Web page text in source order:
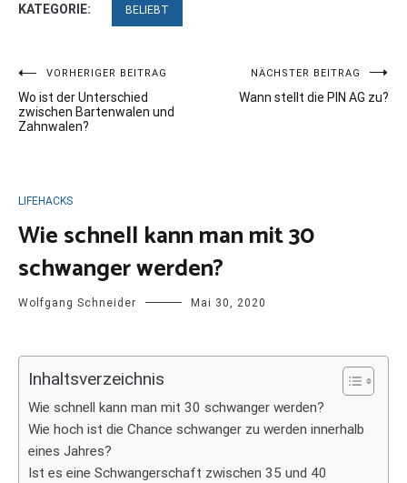
KATEGORIE: BELIEBT
Beitragsnavigation
VORHERIGER BEITRAG
Wo ist der Unterschied
zwischen Bartenwalen und
Zahnwalen?
NÄCHSTER BEITRAG
Wann stellt die PIN AG zu?
LIFEHACKS
Wie schnell kann man mit 30
schwanger werden?
Wolfgang Schneider Mai 30, 2020
Inhaltsverzeichnis
Wie schnell kann man mit 30 schwanger werden?
Wie hoch ist die Chance schwanger zu werden innerhalb
eines Jahres?
Ist es eine Schwangerschaft zwischen 35 und 40